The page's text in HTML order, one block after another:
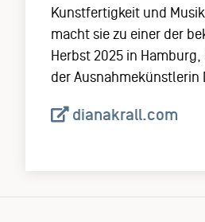
Kunstfertigkeit und
macht sie zu einer der
Herbst 2025 in
der Ausnahmekünstlerin
dianakrall.com